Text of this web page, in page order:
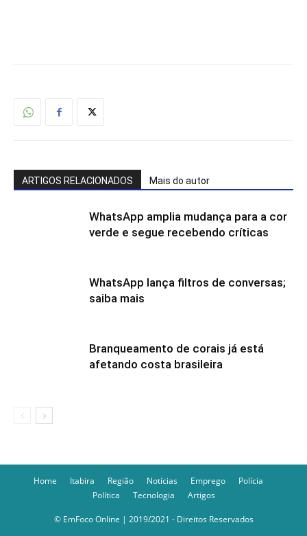
ARTIGOS RELACIONADOS Mais do autor
WhatsApp amplia mudança para a cor
verde e segue recebendo críticas
WhatsApp lança filtros de conversas;
saiba mais
Branqueamento de corais já está
afetando costa brasileira
Home Itabira Região Notícias Emprego
Polícia
Política
Tecnologia Artigos
© EmFoco Online | 2019/2021 - Direitos Reservados